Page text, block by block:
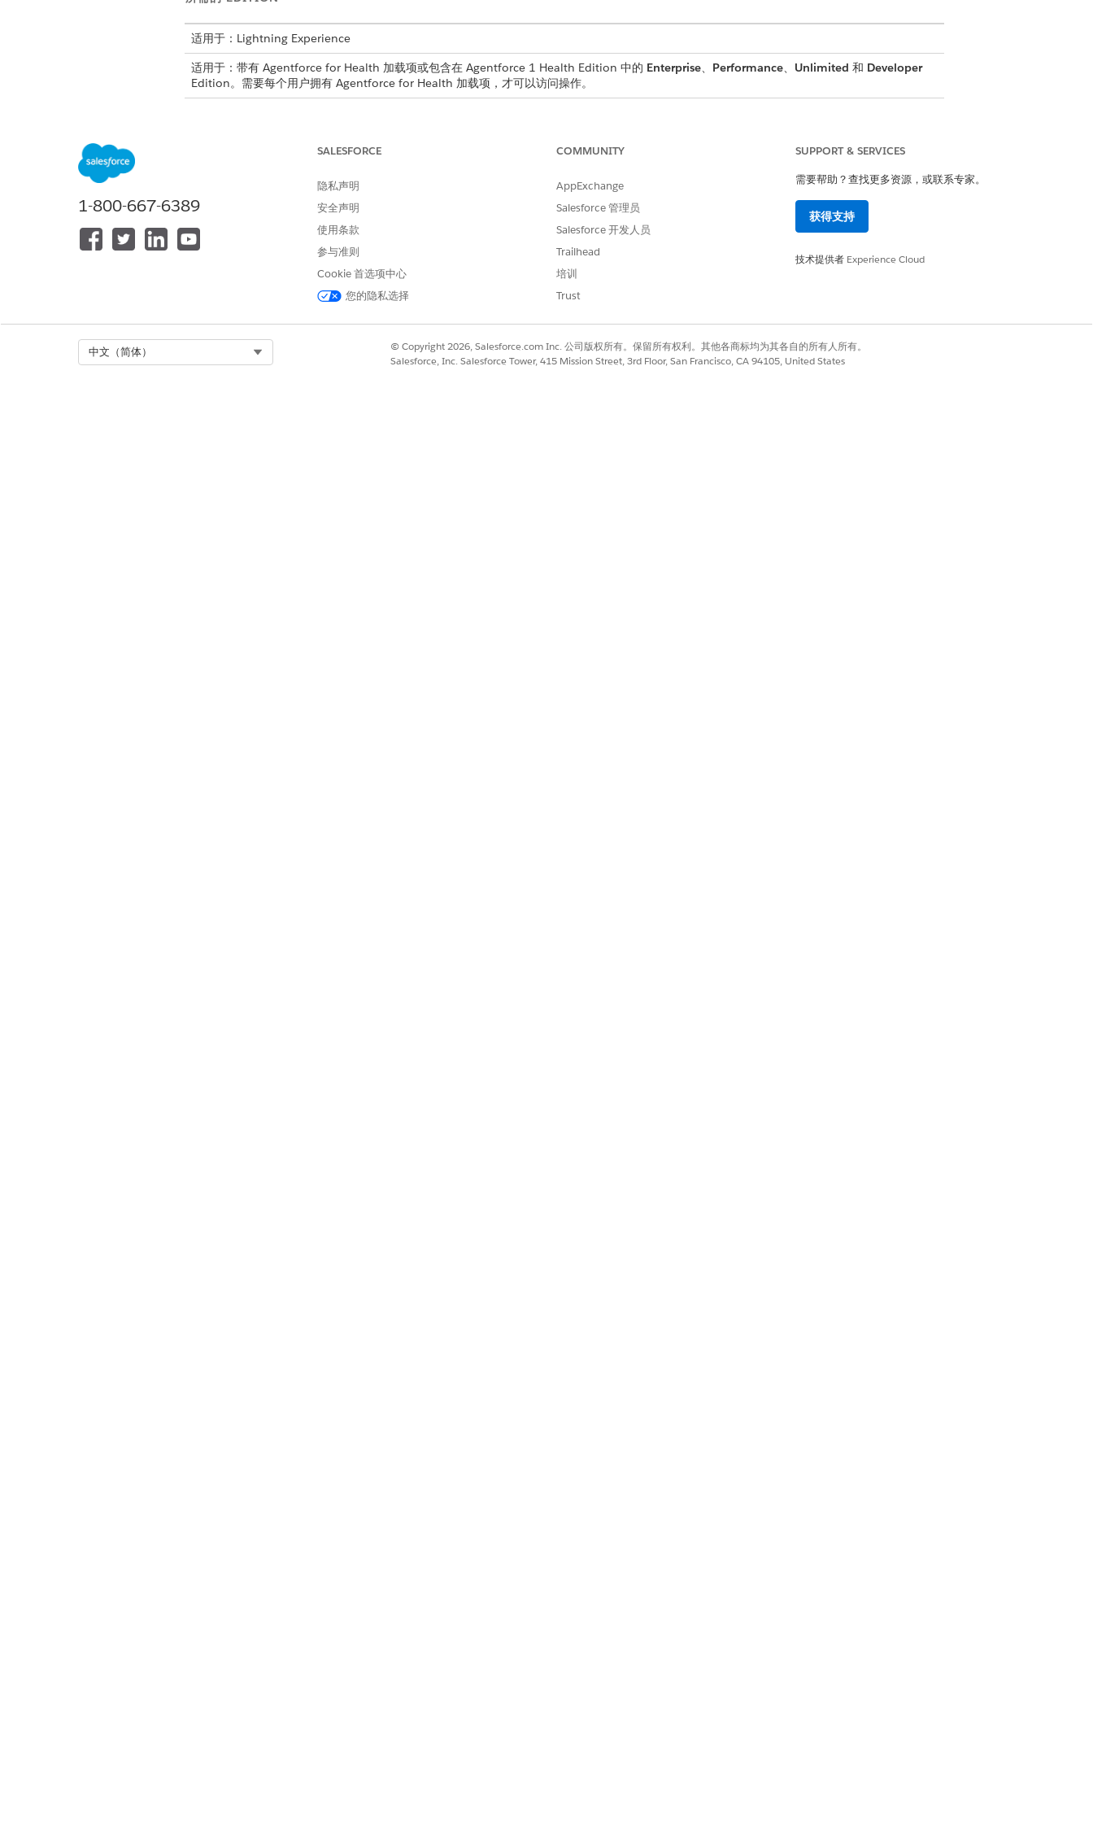
适用于：Lightning Experience
适用于：带有 Agentforce for Health 加载项或包含在 Agentforce 1 Health Edition 中的 Enterprise、 Performance、 Unlimited 和 Developer
Edition。需要每个用户拥有 Agentforce for Health 加载项，才可以访问操作。
使用联系中心 AI 辅助客服人员
和
适用于 Health Cloud 的联系中心客服人员权限集
提示模板用户
和
请参阅标准客服人员操作的 通用用户访问权限。
1-800-667-6389
SALESFORCE
隐私声明
安全声明
使用条款
参与准则
Cookie 首选项中心
您的隐私选择
COMMUNITY
AppExchange
Salesforce 管理员
Salesforce 开发人员
Trailhead
培训
Trust
SUPPORT & SERVICES
需要帮助？查找更多资源，或联系专家。
获得支持
技术提供者 Experience Cloud
中文（简体）
© Copyright 2026, Salesforce.com Inc. 公司版权所有。保留所有权利。其他各商标均为其各自的所有人所有。
Salesforce, Inc. Salesforce Tower, 415 Mission Street, 3rd Floor, San Francisco, CA 94105, United States